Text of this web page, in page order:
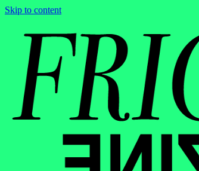
Skip to content